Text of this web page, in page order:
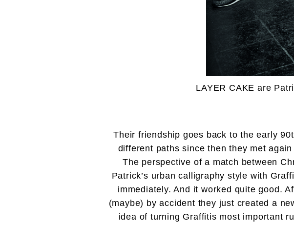
LAYER CAKE are
Their friendship goes back to the early
different paths since then they met
The perspective of a match between
Patrick’s urban calligraphy style with
immediately. And it worked quite good.
(maybe) by accident they just created a
idea of turning Graffitis most important